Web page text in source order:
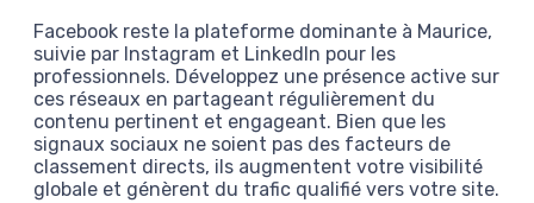
Facebook reste la plateforme dominante à Maurice,
suivie par Instagram et LinkedIn pour les
professionnels. Développez une présence active sur
ces réseaux en partageant régulièrement du
contenu pertinent et engageant. Bien que les
signaux sociaux ne soient pas des facteurs de
classement directs, ils augmentent votre visibilité
globale et génèrent du trafic qualifié vers votre site.